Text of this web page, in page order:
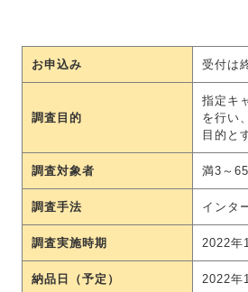
お申込み 受付は
調査目的
指定キ
を行い
目的と
調査対象者 満3～
調査手法 インタ
調査実施時期 2022年
納品日（予定） 2022年